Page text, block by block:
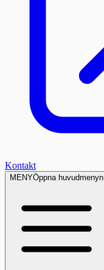
Kontakt
MENYÖppna huvudmenyn